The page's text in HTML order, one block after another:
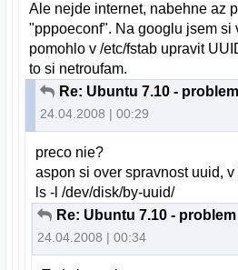
Ale nejde internet, nabehne az
"pppoeconf". Na googlu jsem si
pomohlo v /etc/fstab upravit
to si netroufam.
24.04.2008 | 00:29
preco nie?
aspon si over spravnost uuid,
ls -l /dev/disk/by-uuid/
24.04.2008 | 00:34